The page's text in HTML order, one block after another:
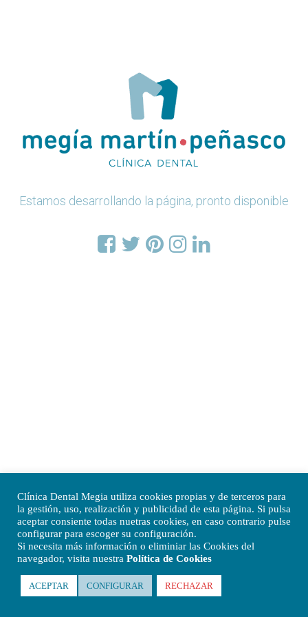
Estamos desarrollando la página, pronto disponible
Clínica Dental Megia utiliza cookies propias y de terceros para
la gestión, uso, realización y publicidad de esta página. Si pulsa
aceptar consiente todas nuetras cookies, en caso contrario pulse
configurar para escoger su configuración.
Si necesita más información o eliminiar las Cookies del
navegador, visita nuestra Política de Cookies
ACEPTAR CONFIGURAR RECHAZAR